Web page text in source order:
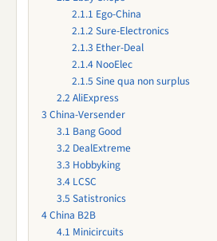
2.1.1 Ego-China
2.1.2 Sure-Electronics
2.1.3 Ether-Deal
2.1.4 NooElec
2.1.5 Sine qua non surplus
2.2 AliExpress
3 China-Versender
3.1 Bang Good
3.2 DealExtreme
3.3 Hobbyking
3.4 LCSC
3.5 Satistronics
4China B2B
4.1 Minicircuits